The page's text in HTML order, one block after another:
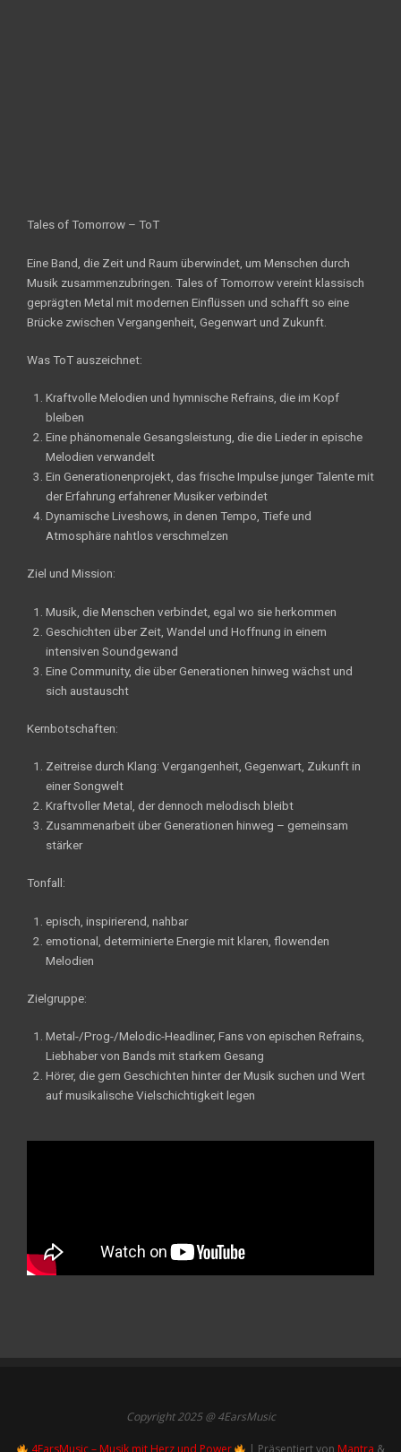
Tales of Tomorrow – ToT
Eine Band, die Zeit und Raum überwindet, um Menschen durch
Musik zusammenzubringen. Tales of Tomorrow vereint klassisch
geprägten Metal mit modernen Einflüssen und schafft so eine
Brücke zwischen Vergangenheit, Gegenwart und Zukunft.
Was ToT auszeichnet:
Kraftvolle Melodien und hymnische Refrains, die im Kopf
bleiben
Eine phänomenale Gesangsleistung, die die Lieder in epische
Melodien verwandelt
Ein Generationenprojekt, das frische Impulse junger Talente mit
der Erfahrung erfahrener Musiker verbindet
Dynamische Liveshows, in denen Tempo, Tiefe und
Atmosphäre nahtlos verschmelzen
Ziel und Mission:
Musik, die Menschen verbindet, egal wo sie herkommen
Geschichten über Zeit, Wandel und Hoffnung in einem
intensiven Soundgewand
Eine Community, die über Generationen hinweg wächst und
sich austauscht
Kernbotschaften:
Zeitreise durch Klang: Vergangenheit, Gegenwart, Zukunft in
einer Songwelt
Kraftvoller Metal, der dennoch melodisch bleibt
Zusammenarbeit über Generationen hinweg – gemeinsam
stärker
Tonfall:
episch, inspirierend, nahbar
emotional, determinierte Energie mit klaren, flowenden
Melodien
Zielgruppe:
Metal-/Prog-/Melodic-Headliner, Fans von epischen Refrains,
Liebhaber von Bands mit starkem Gesang
Hörer, die gern Geschichten hinter der Musik suchen und Wert
auf musikalische Vielschichtigkeit legen
Copyright 2025 @ 4EarsMusic